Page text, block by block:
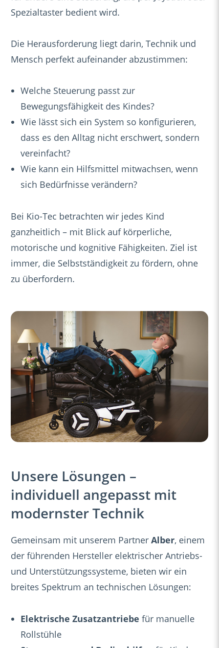
Spezialtaster bedient wird.
Die Herausforderung liegt darin, Technik und
Mensch perfekt aufeinander abzustimmen:
Welche Steuerung passt zur
Bewegungsfähigkeit des Kindes?
Wie lässt sich ein System so konfigurieren,
dass es den Alltag nicht erschwert, sondern
vereinfacht?
Wie kann ein Hilfsmittel mitwachsen, wenn
sich Bedürfnisse verändern?
Bei Kio-Tec betrachten wir jedes Kind
ganzheitlich – mit Blick auf körperliche,
motorische und kognitive Fähigkeiten. Ziel ist
immer, die Selbstständigkeit zu fördern, ohne
zu überfordern.
Unsere Lösungen –
individuell angepasst mit
modernster Technik
Gemeinsam mit unserem PartnerAlber, einem
der führenden Hersteller elektrischer Antriebs-
und Unterstützungssysteme, bieten wir ein
breites Spektrum an technischen Lösungen:
Elektrische Zusatzantriebe für manuelle
Rollstühle